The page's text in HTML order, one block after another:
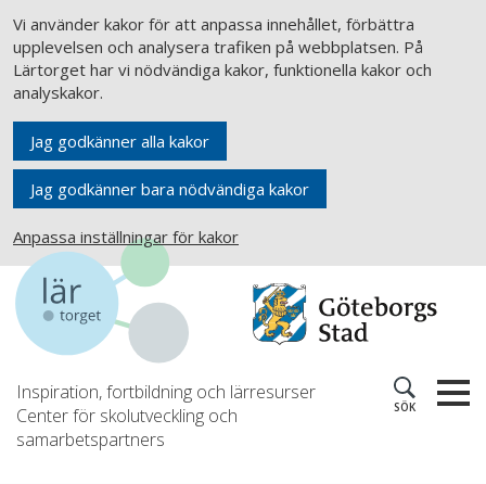
Vi använder kakor för att anpassa innehållet, förbättra
upplevelsen och analysera trafiken på webbplatsen. På
Lärtorget har vi nödvändiga kakor, funktionella kakor och
analyskakor.
Jag godkänner alla kakor
Jag godkänner bara nödvändiga kakor
Anpassa inställningar för kakor
Inspiration, fortbildning och lärresurser
Center för skolutveckling och
samarbetspartners
SÖK